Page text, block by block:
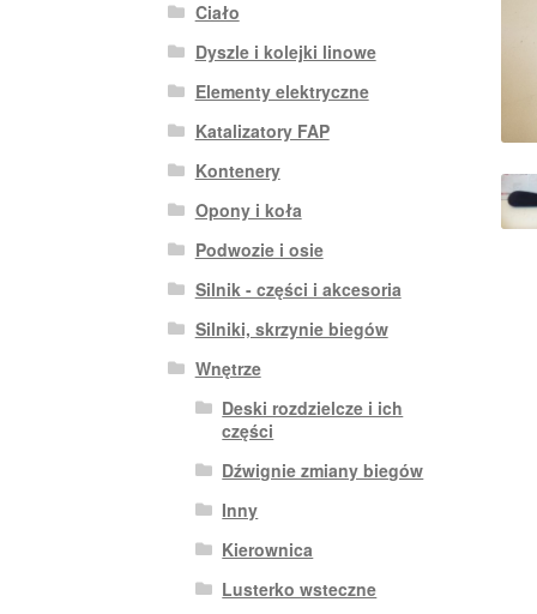
Ciało
Dyszle i kolejki linowe
Elementy elektryczne
Katalizatory FAP
Kontenery
Opony i koła
Podwozie i osie
Silnik - części i akcesoria
Silniki, skrzynie biegów
Wnętrze
Deski rozdzielcze i ich
części
Dźwignie zmiany biegów
Inny
Kierownica
Lusterko wsteczne